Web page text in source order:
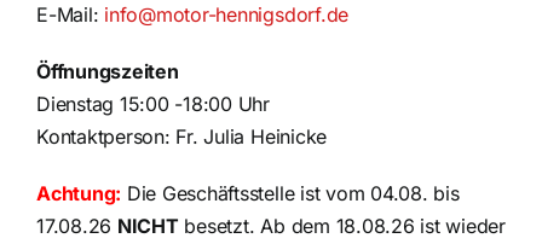
E-Mail: info@motor-hennigsdorf.de
Öffnungszeiten
Dienstag 15:00 -18:00 Uhr
Kontaktperson: Fr. Julia Heinicke
Achtung: Die Geschäftsstelle ist vom 04.08. bis
17.08.26 NICHT besetzt. Ab dem 18.08.26 ist wieder